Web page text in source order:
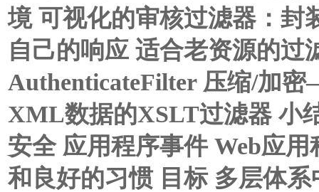
境 可视化的审核过滤器：封
自己的响应 适合老资源的
AuthenticateFilter 压缩/加
XML数据的XSLT过滤器 小
安全 应用程序事件 Web应
和良好的习惯 目标 多层体